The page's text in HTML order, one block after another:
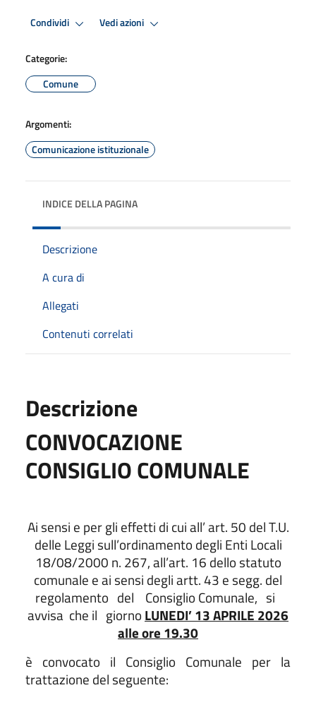
Condividi Vedi azioni
Categorie:
Comune
Argomenti:
Comunicazione istituzionale
INDICE DELLA PAGINA
Descrizione
A cura di
Allegati
Contenuti correlati
Descrizione
CONVOCAZIONE
CONSIGLIO COMUNALE
Ai sensi e per gli effetti di cui all’ art. 50 del T.U.
delle Leggi sull’ordinamento degli Enti Locali
18/08/2000 n. 267, all’art. 16 dello statuto
comunale e ai sensi degli artt. 43 e segg. del
regolamento del Consiglio Comunale, si
avvisa che il giorno LUNEDI’ 13 APRILE 2026
alle ore 19.30
è convocato il Consiglio Comunale per la
trattazione del seguente: